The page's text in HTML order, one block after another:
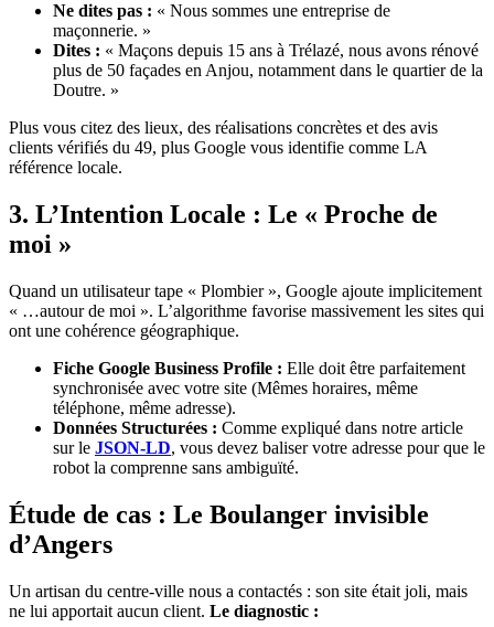
Ne dites pas : « Nous sommes une entreprise de
maçonnerie. »
Dites : « Maçons depuis 15 ans à Trélazé, nous avons rénové
plus de 50 façades en Anjou, notamment dans le quartier de la
Doutre. »
Plus vous citez des lieux, des réalisations concrètes et des avis
clients vérifiés du 49, plus Google vous identifie comme LA
référence locale.
3. L’Intention Locale : Le « Proche de
moi »
Quand un utilisateur tape « Plombier », Google ajoute implicitement
« …autour de moi ». L’algorithme favorise massivement les sites qui
ont une cohérence géographique.
Fiche Google Business Profile : Elle doit être parfaitement
synchronisée avec votre site (Mêmes horaires, même
téléphone, même adresse).
Données Structurées : Comme expliqué dans notre article
sur le JSON-LD, vous devez baliser votre adresse pour que le
robot la comprenne sans ambiguïté.
Étude de cas : Le Boulanger invisible
d’Angers
Un artisan du centre-ville nous a contactés : son site était joli, mais
ne lui apportait aucun client. Le diagnostic :